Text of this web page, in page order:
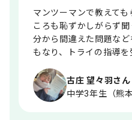
古庄 望々羽さん
中学3年生（熊本
マンツーマンで教えて
ころも恥ずかしがらず
分から間違えた問題な
もなり、トライの指導を